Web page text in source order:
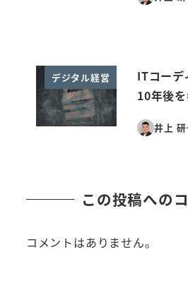
デジタル経営
ITコーデ
10年後
井上
この投稿への
コメントはありません。